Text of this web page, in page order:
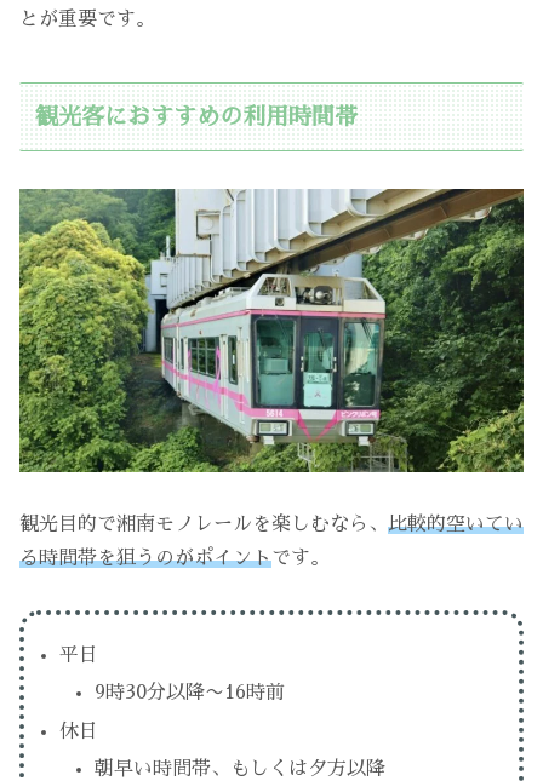
とが重要です。
観光客におすすめの利用時間帯
観光目的で湘南モノレールを楽しむなら、 比較的空いてい
る時間帯を狙うのがポイントです。
平日
9時30分以降〜16時前
休日
朝早い時間帯、もしくは夕方以降